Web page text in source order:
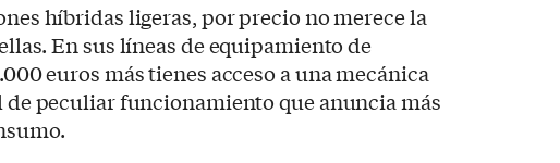
híbridas ligeras, por precio no merece la
En sus líneas de equipamiento de
euros más tienes acceso a una mecánica
peculiar funcionamiento que anuncia más